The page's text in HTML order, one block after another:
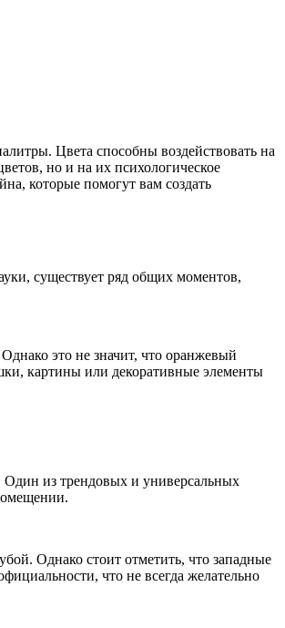
Цвета способны воздействовать на
но и на их психологическое
которые помогут вам создать
существует ряд общих моментов,
это не значит, что оранжевый
картины или декоративные элементы
из трендовых и универсальных
Однако стоит отметить, что западные
что не всегда желательно